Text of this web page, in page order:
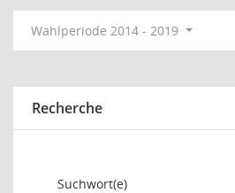
Wahlperiode 2014 - 2019
Recherche
Suchwort(e)